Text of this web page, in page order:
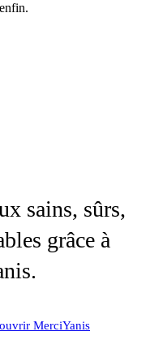
sains, sûrs,
grâce à
MerciYanis